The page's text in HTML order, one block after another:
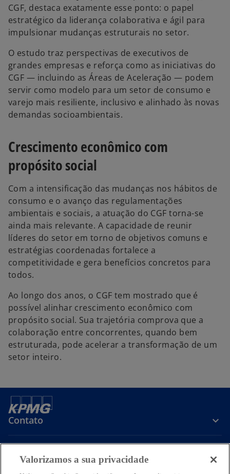
CGF, destaca exatamente esse ponto: o papel
estratégico da liderança colaborativa e ágil para
impulsionar mudanças estruturais no setor.
O estudo traz perspectivas de executivos de
grandes empresas e reforça como as iniciativas do
CGF — incluindo as Áreas de Aceleração — podem
servir como modelo para um setor de consumo e
varejo mais resiliente, inclusivo e alinhado às novas
demandas socioambientais.
Crescimento econômico com
propósito social
Com a intensificação das mudanças nos hábitos de
consumo e o avanço das regulamentações
ambientais e sociais, a atuação do CGF torna-se
ainda mais relevante. A capacidade de reunir
líderes do setor em torno de objetivos comuns e
estratégias coordenadas fortalece a
competitividade e gera benefícios concretos para
todos.
Ao longo dos anos, o CGF tem mostrado que é
possível alinhar crescimento econômico com
propósito social. Sua trajetória comprova que a
colaboração entre concorrentes, quando bem
estruturada, pode acelerar a transformação de um
setor inteiro.
Contato
Sobre a KPMG
Valorizamos a sua privacidade